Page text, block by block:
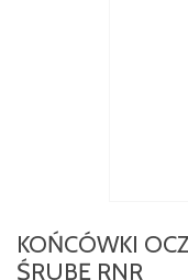
KOŃCÓWKI
ŚRUBĘ RNR